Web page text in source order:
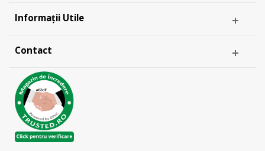
Informații Utile
Contact